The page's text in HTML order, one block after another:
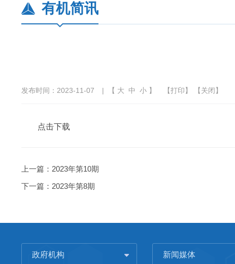
有机简讯
发布时间：2023-11-07 | 【 大 中 小 】 【打印】 【关闭】
点击下载
上一篇： 2023年第10期
下一篇： 2023年第8期
政府机构 新闻媒体